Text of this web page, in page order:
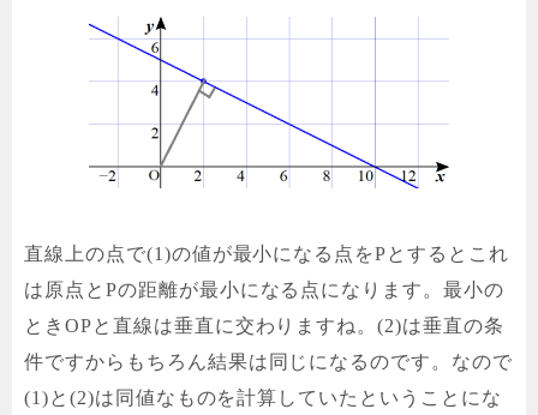
直線上の点で(1)の値が最小になる点をPとするとこれ
は原点とPの距離が最小になる点になります。最小の
ときOPと直線は垂直に交わりますね。(2)は垂直の条
件ですからもちろん結果は同じになるのです。なので
(1)と(2)は同値なものを計算していたということにな